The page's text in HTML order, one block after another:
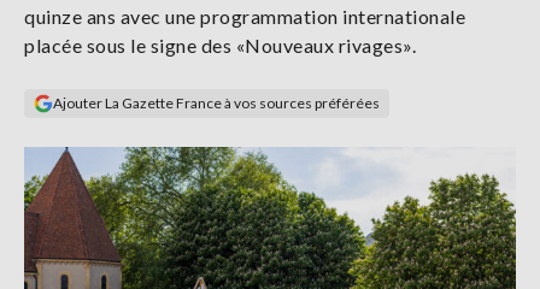
connecter
quinze ans avec une programmation internationale
placée sous le signe des «Nouveaux rivages».
Ajouter La Gazette France à vos sources préférées